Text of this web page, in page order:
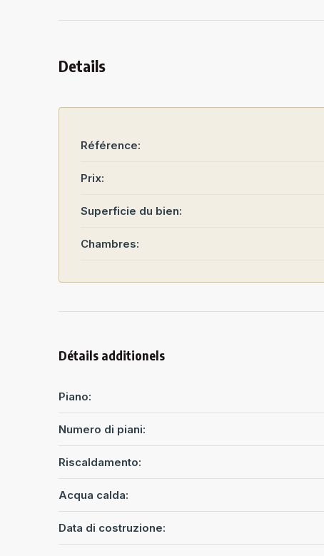
Details
Référence:
Prix:
Superficie du bien:
Chambres:
Détails additionels
Piano:
Numero di piani:
Riscaldamento:
Acqua calda:
Data di costruzione: